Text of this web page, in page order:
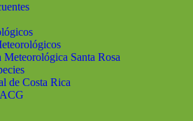
Meteorológica Santa Rosa
de Costa Rica